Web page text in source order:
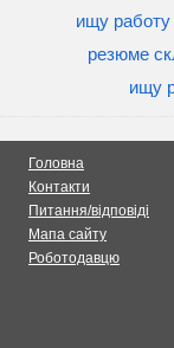
ищу
резюме
ищу
Головна
Контакти
Питання/відповіді
Мапа сайту
Роботодавцю